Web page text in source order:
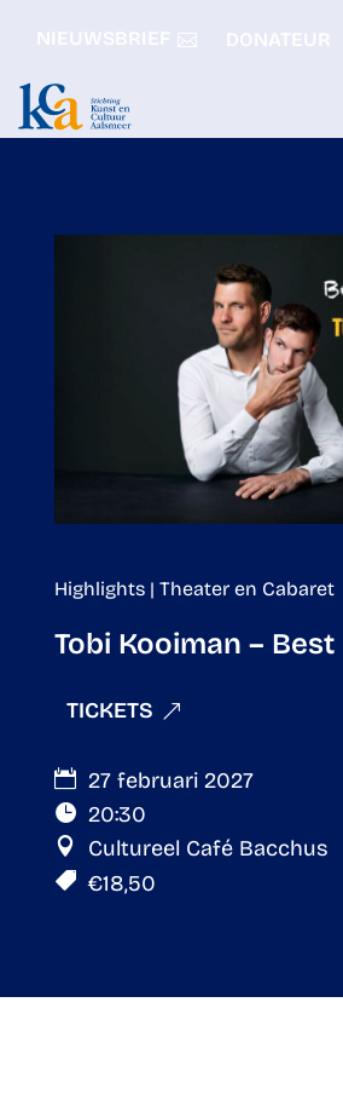
NIEUWSBRIEF DONATEUR
Highlights | Theater en Cabaret
Tobi Kooiman – Best
TICKETS
27 februari 2027
20:30
Cultureel Café Bacchus
€18,50